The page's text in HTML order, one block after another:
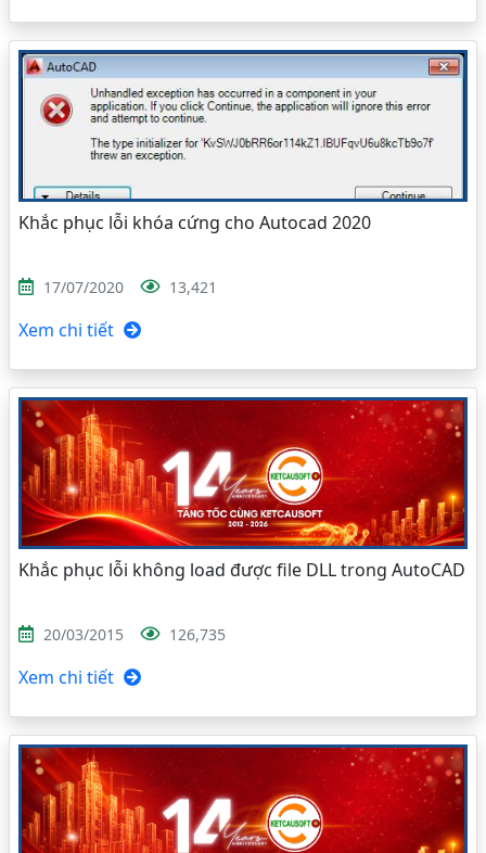
Khắc phục lỗi khóa cứng cho Autocad 2020
17/07/2020 13,421
Xem chi tiết
Khắc phục lỗi không load được file DLL trong AutoCAD
20/03/2015 126,735
Xem chi tiết